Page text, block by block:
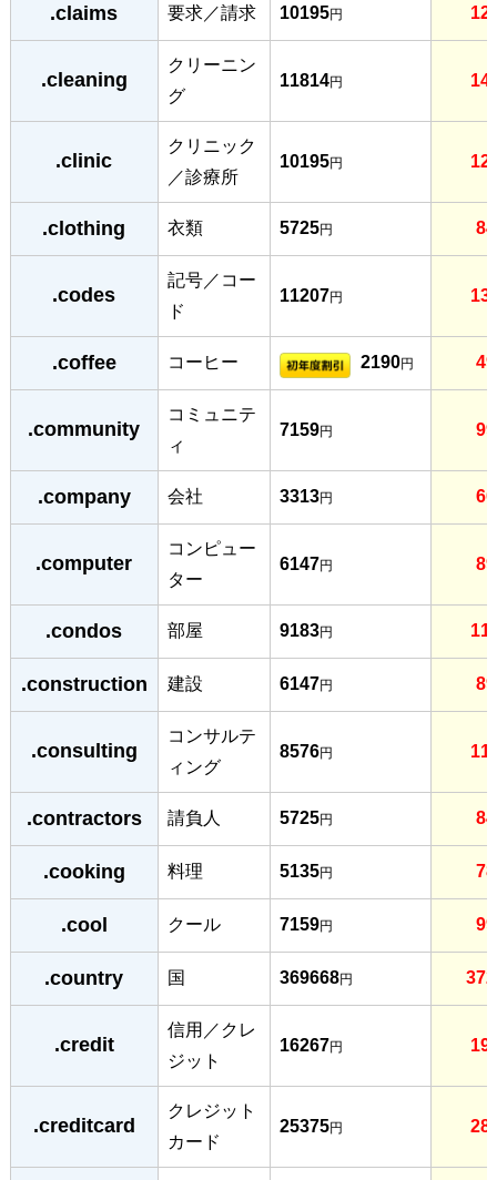
.claims 要求／請求 10195円
.cleaning
クリーニン
グ
11814円
.clinic
クリニック
／診療所
10195円
.clothing 衣類 5725円
.codes
記号／コー
ド
11207円
.coffee コーヒー 2190円
.community
コミュニテ
ィ
7159円
.company 会社 3313円
.computer
コンピュー
ター
6147円
.condos 部屋 9183円
.construction 建設 6147円
.consulting
コンサルテ
ィング
8576円
.contractors 請負人 5725円
.cooking 料理 5135円
.cool クール 7159円
.country 国 369668円
.credit
信用／クレ
ジット
16267円
.creditcard
クレジット
カード
25375円